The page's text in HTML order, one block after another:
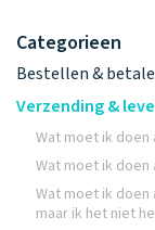
Categorieen
Bestellen &
Verzending &
Wat moet ik
Wat moet ik
Wat moet ik
maar ik het niet